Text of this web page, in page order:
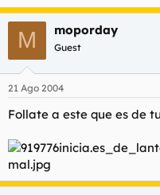
M moporday
Guest
21 Ago 2004
Follate a este que es de